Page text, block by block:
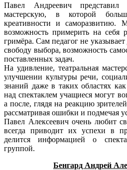
Павел Андреевич
мастерскую, в которой
креативности и саморазвитию.
возможность примерить на себя
гримёра. Сам педагог не указывает
свободу выбора, возможность
поставленных задач.
На удивление, театральная
улучшении культуры речи,
знаний даже в таких областях
над спектаклем учащиеся могут
а после, глядя на реакцию
рассматривая ошибки и подмечая
Павел Алексеевич очень любит
всегда приводит их успехи в
делится информацией о
группой.
Бенгард Андрей